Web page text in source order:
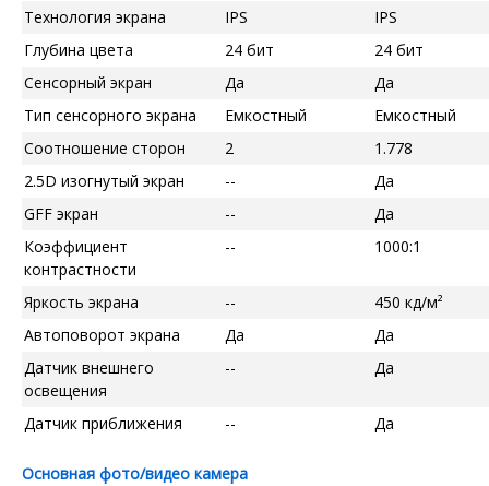
Технология экрана IPS
IPS
Глубина цвета
24 бит
24 бит
Сенсорный экран
Да
Да
Тип сенсорного экрана
Емкостный
Емкостный
Соотношение сторон
2
1.778
2.5D изогнутый экран
--
Да
GFF экран
--
Да
Коэффициент
контрастности
-- 1000:1
Яркость экрана --
450 кд/м²
Автоповорот экрана
Да
Да
Датчик внешнего
освещения
-- Да
Датчик приближения -- Да
Основная фото/видео камера